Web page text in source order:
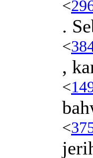
<
.
<
,
<
<